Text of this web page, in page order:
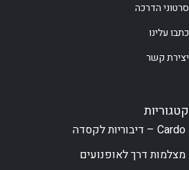
סרטוני הדרכה
כתבו עלינו
יצירת קשר
קטגוריות
Cardo – דיבוריות לקסדה
מצלמות דרך לאופנועים